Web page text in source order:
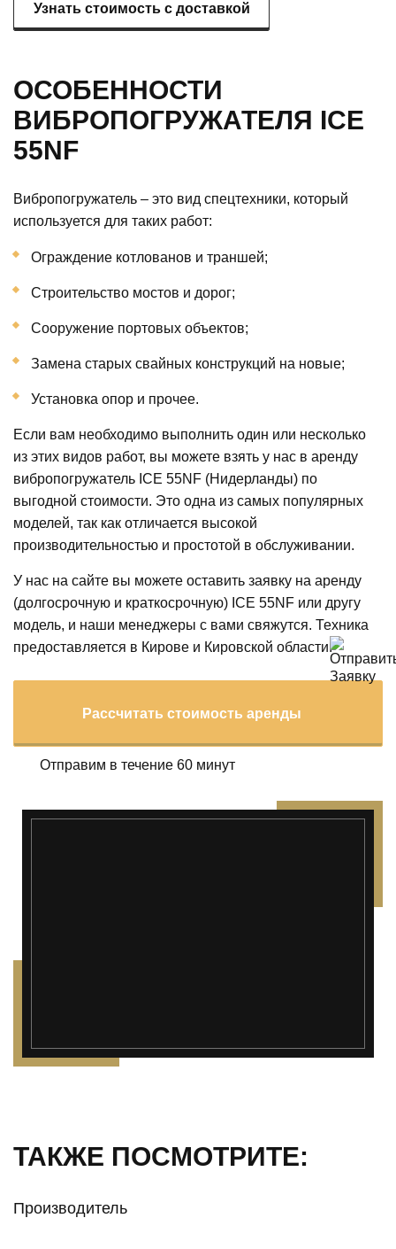
Узнать стоимость с доставкой
ОСОБЕННОСТИ
ВИБРОПОГРУЖАТЕЛЯ ICE
55NF
Вибропогружатель – это вид спецтехники, который
используется для таких работ:
Ограждение котлованов и траншей;
Строительство мостов и дорог;
Сооружение портовых объектов;
Замена старых свайных конструкций на новые;
Установка опор и прочее.
Если вам необходимо выполнить один или несколько
из этих видов работ, вы можете взять у нас в аренду
вибропогружатель ICE 55NF (Нидерланды) по
выгодной стоимости. Это одна из самых популярных
моделей, так как отличается высокой
производительностью и простотой в обслуживании.
У нас на сайте вы можете оставить заявку на аренду
(долгосрочную и краткосрочную) ICE 55NF или другу
модель, и наши менеджеры с вами свяжутся. Техника
предоставляется в Кирове и Кировской области.
Рассчитать стоимость аренды
Отправим в течение 60 минут
ТАКЖЕ ПОСМОТРИТЕ:
Производитель